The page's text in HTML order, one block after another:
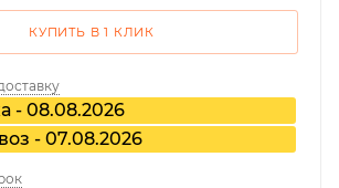
КУПИТЬ В 1 КЛИК
- 08.08.2026
- 07.08.2026